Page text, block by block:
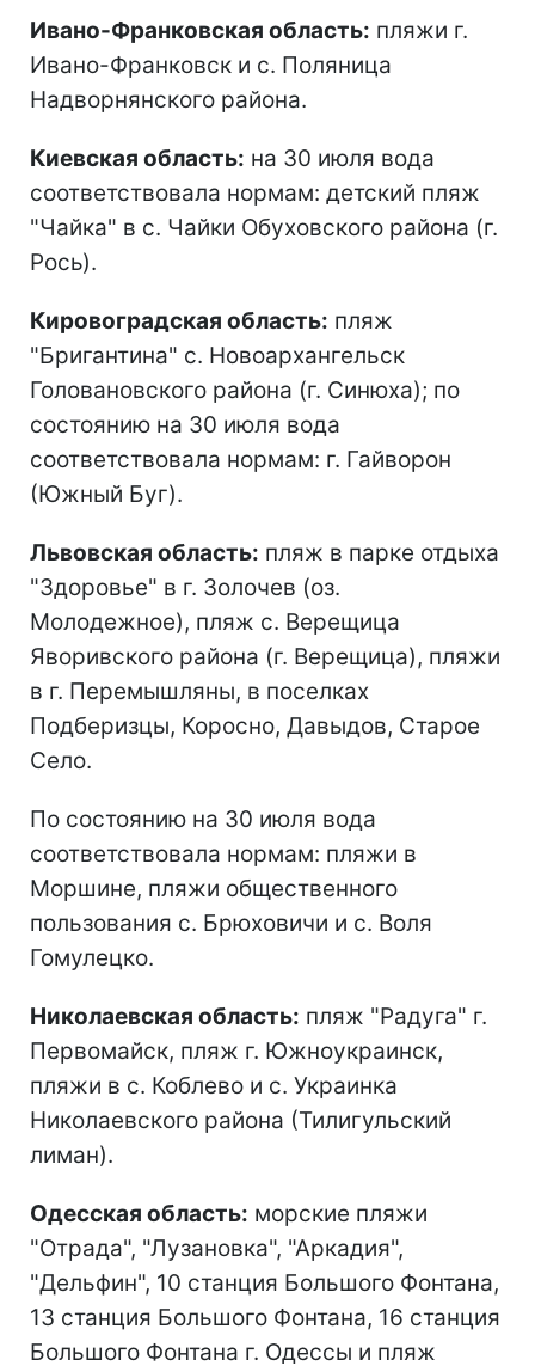
Ивано-Франковская область: пляжи г.
Ивано-Франковск и с. Поляница
Надворнянского района.
Киевская область: на 30 июля вода
соответствовала нормам: детский пляж
"Чайка" в с. Чайки Обуховского района (г.
Рось).
Кировоградская область: пляж
"Бригантина" с. Новоархангельск
Головановского района (г. Синюха); по
состоянию на 30 июля вода
соответствовала нормам: г. Гайворон
(Южный Буг).
Львовская область: пляж в парке отдыха
"Здоровье" в г. Золочев (оз.
Молодежное), пляж с. Верещица
Яворивского района (г. Верещица), пляжи
в г. Перемышляны, в поселках
Подберизцы, Коросно, Давыдов, Старое
Село.
По состоянию на 30 июля вода
соответствовала нормам: пляжи в
Моршине, пляжи общественного
пользования с. Брюховичи и с. Воля
Гомулецко.
Николаевская область: пляж "Радуга" г.
Первомайск, пляж г. Южноукраинск,
пляжи в с. Коблево и с. Украинка
Николаевского района (Тилигульский
лиман).
Одесская область: морские пляжи
"Отрада", "Лузановка", "Аркадия",
"Дельфин", 10 станция Большого Фонтана,
13 станция Большого Фонтана, 16 станция
Большого Фонтана г. Одессы и пляж